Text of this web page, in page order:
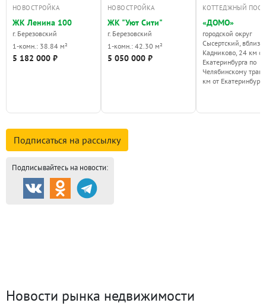
НОВОСТРОЙКА
ЖК Ленина 100
г. Березовский
1-комн.: 38.84 м²
5 182 000 ₽
НОВОСТРОЙКА
ЖК "Уют Сити"
г. Березовский
1-комн.: 42.30 м²
5 050 000 ₽
КОТТЕДЖНЫЙ
«ДОМО»
городской округ
Сысертский, вблизи
Кадниково, 24 км от
Екатеринбурга по
Челябинскому
км от Екатеринбурга
Подписаться на рассылку
Подписывайтесь на новости:
Новости рынка недвижимости